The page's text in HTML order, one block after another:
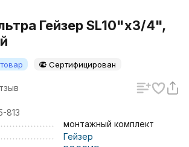
Гейзер SL10"х3/4",
Сертифицирован
813
монтажный комплект
Гейзер